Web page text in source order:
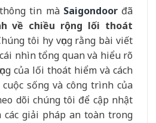
tin mà Saigondoor đã
về chiều rộng lối thoát
tôi hy vọng rằng bài viết
nhìn tổng quan và hiểu rõ
của lối thoát hiểm và cách
sống và công trình của
dõi chúng tôi để cập nhật
giải pháp an toàn trong